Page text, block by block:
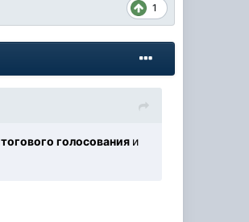
1
голосования и